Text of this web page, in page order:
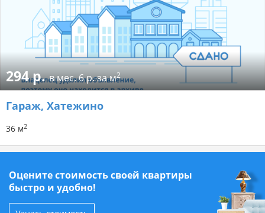
294 р.в мес.6 р. за м2
Гараж, Хатежино
36 м2
Оцените стоимость своей квартиры
быстро и удобно!